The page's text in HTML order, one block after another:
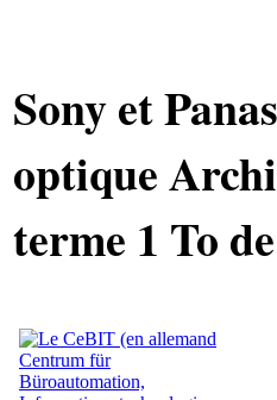
Sony et
optique
terme 1 To